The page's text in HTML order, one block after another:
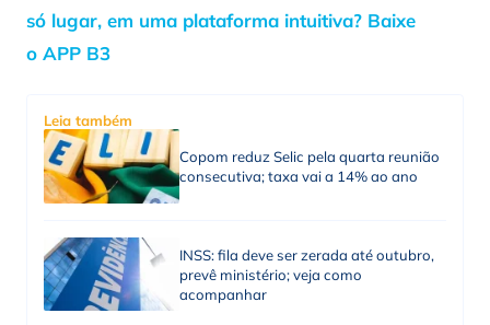
só lugar, em uma plataforma intuitiva? Baixe
o APP B3
Leia também
Copom reduz Selic pela quarta reunião
consecutiva; taxa vai a 14% ao ano
INSS: fila deve ser zerada até outubro,
prevê ministério; veja como
acompanhar